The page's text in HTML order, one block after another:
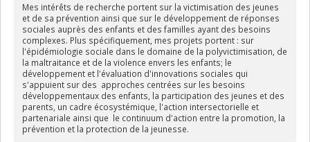
Mes intérêts de recherche portent sur la victimisation des jeunes
et de sa prévention ainsi que sur le développement de réponses
sociales auprès des enfants et des familles ayant des besoins
complexes. Plus spécifiquement, mes projets portent : sur
l'épidémiologie sociale dans le domaine de la polyvictimisation, de
la maltraitance et de la violence envers les enfants; le
développement et l'évaluation d'innovations sociales qui
s'appuient sur des approches centrées sur les besoins
développementaux des enfants, la participation des jeunes et des
parents, un cadre écosystémique, l'action intersectorielle et
partenariale ainsi que le continuum d'action entre la promotion, la
prévention et la protection de la jeunesse.